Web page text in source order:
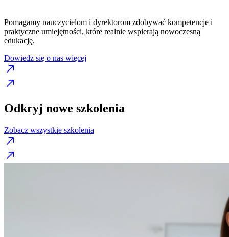
Pomagamy nauczycielom i dyrektorom zdobywać kompetencje i
praktyczne umiejętności, które realnie wspierają nowoczesną
edukację.
Dowiedz się o nas więcej
Odkryj nowe szkolenia
Zobacz wszystkie szkolenia